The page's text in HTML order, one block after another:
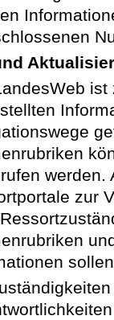
werden.
zur